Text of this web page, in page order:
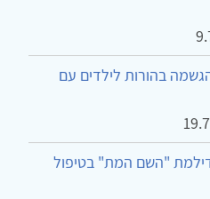
בהורות לילדים עם
"השם המת" בטיפול